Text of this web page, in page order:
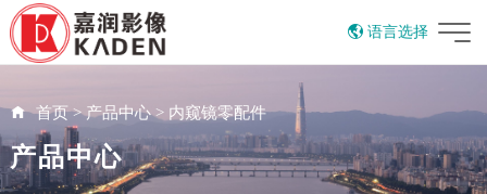
语言选择
首页>产品中心> 内窥镜零配件
产品中心